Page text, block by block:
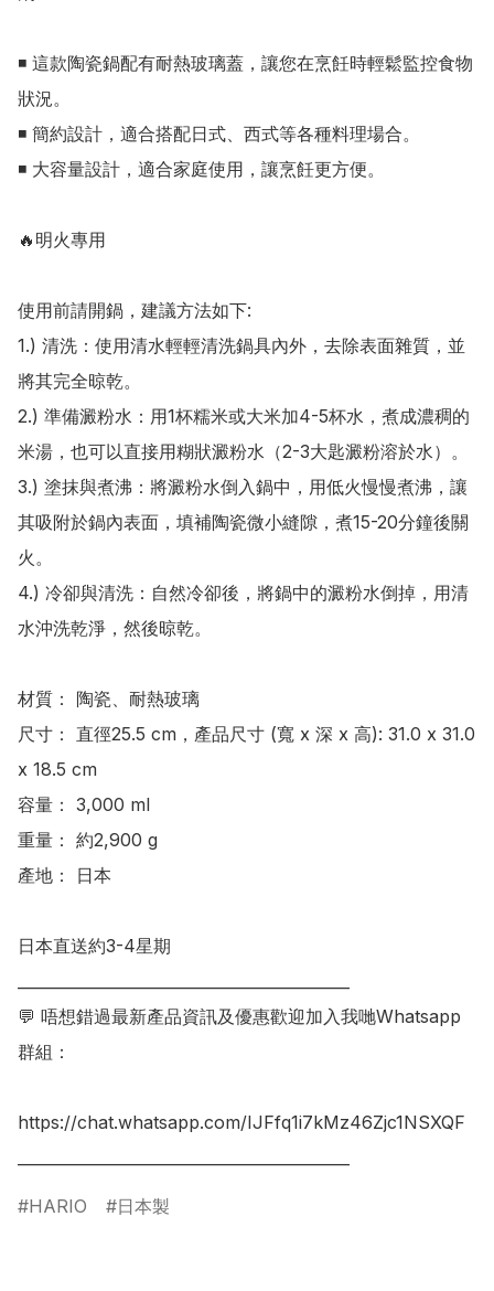
◾ 這款陶瓷鍋配有耐熱玻璃蓋，讓您在烹飪時輕鬆監控食物
狀況。
◾ 簡約設計，適合搭配日式、西式等各種料理場合。
◾ 大容量設計，適合家庭使用，讓烹飪更方便。
🔥明火專用
使用前請開鍋，建議方法如下:
1.) 清洗：使用清水輕輕清洗鍋具內外，去除表面雜質，並
將其完全晾乾。
2.) 準備澱粉水：用1杯糯米或大米加4-5杯水，煮成濃稠的
米湯，也可以直接用糊狀澱粉水（2-3大匙澱粉溶於水）。
3.) 塗抹與煮沸：將澱粉水倒入鍋中，用低火慢慢煮沸，讓
其吸附於鍋內表面，填補陶瓷微小縫隙，煮15-20分鐘後關
火。
4.) 冷卻與清洗：自然冷卻後，將鍋中的澱粉水倒掉，用清
水沖洗乾淨，然後晾乾。
材質： 陶瓷、耐熱玻璃
尺寸： 直徑25.5 cm，產品尺寸 (寬 x 深 x 高): 31.0 x 31.0
x 18.5 cm
容量： 3,000 ml
重量： 約2,900 g
產地： 日本
日本直送約3-4星期
💬 唔想錯過最新產品資訊及優惠歡迎加入我哋Whatsapp
群組：
https://chat.whatsapp.com/IJFfq1i7kMz46Zjc1NSXQF
HARIO 日本製